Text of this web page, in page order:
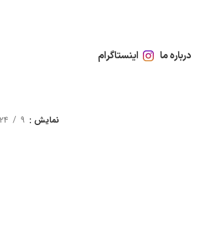
درباره ما اینستاگرام
نمایش 9
24